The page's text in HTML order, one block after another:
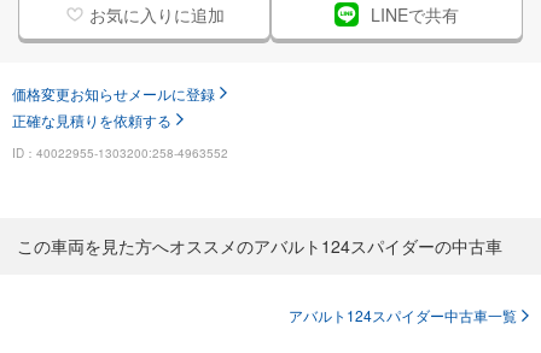
お気に入りに追加 LINEで共有
価格変更お知らせメールに登録
正確な見積りを依頼する
ID：40022955-1303200:258-4963552
この車両を見た方へオススメのアバルト124スパイダーの中古車
アバルト124スパイダー中古車一覧